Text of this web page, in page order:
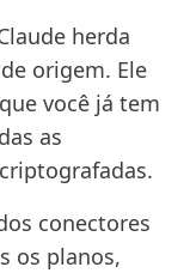
herda
origem. Ele
você já tem
as
conectores
os planos,